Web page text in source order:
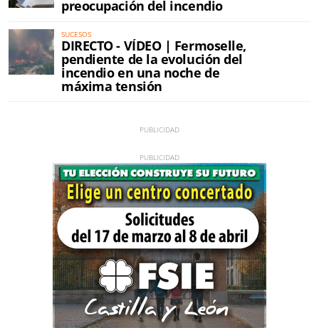
preocupación del incendio
SUCESOS
DIRECTO - VÍDEO | Fermoselle,
pendiente de la evolución del
incendio en una noche de
máxima tensión